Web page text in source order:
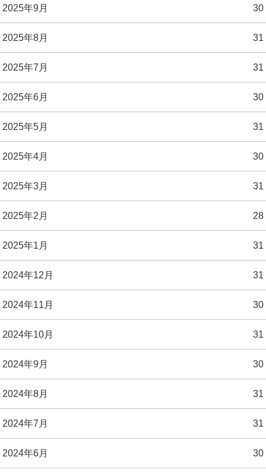
2025年9月 30
2025年8月 31
2025年7月 31
2025年6月 30
2025年5月 31
2025年4月 30
2025年3月 31
2025年2月 28
2025年1月 31
2024年12月 31
2024年11月 30
2024年10月 31
2024年9月 30
2024年8月 31
2024年7月 31
2024年6月 30